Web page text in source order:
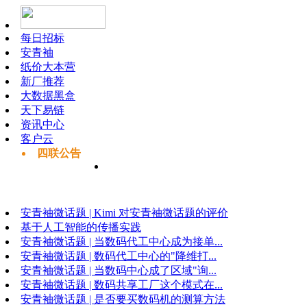
每日招标
安青袖
纸价大本营
新厂推荐
大数据黑盒
天下易链
资讯中心
客户云
四联公告
安青袖微话题 | Kimi 对安青袖微话题的评价
基于人工智能的传播实践
安青袖微话题 | 当数码代工中心成为接单...
安青袖微话题 | 数码代工中心的"降维打...
安青袖微话题 | 当数码中心成了区域"询...
安青袖微话题 | 数码共享工厂这个模式在...
安青袖微话题 | 是否要买数码机的测算方法